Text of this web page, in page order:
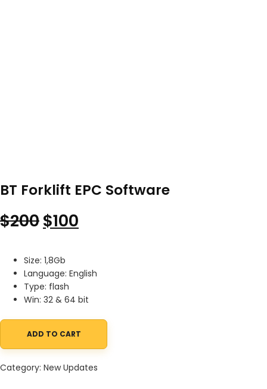
BT Forklift EPC Software
$200Original price was: $200.
$100
Size: 1,8Gb
Language: English
Type: flash
Win: 32 & 64 bit
BT Forklift EPC Software quantity
ADD TO CART
Category: New Updates